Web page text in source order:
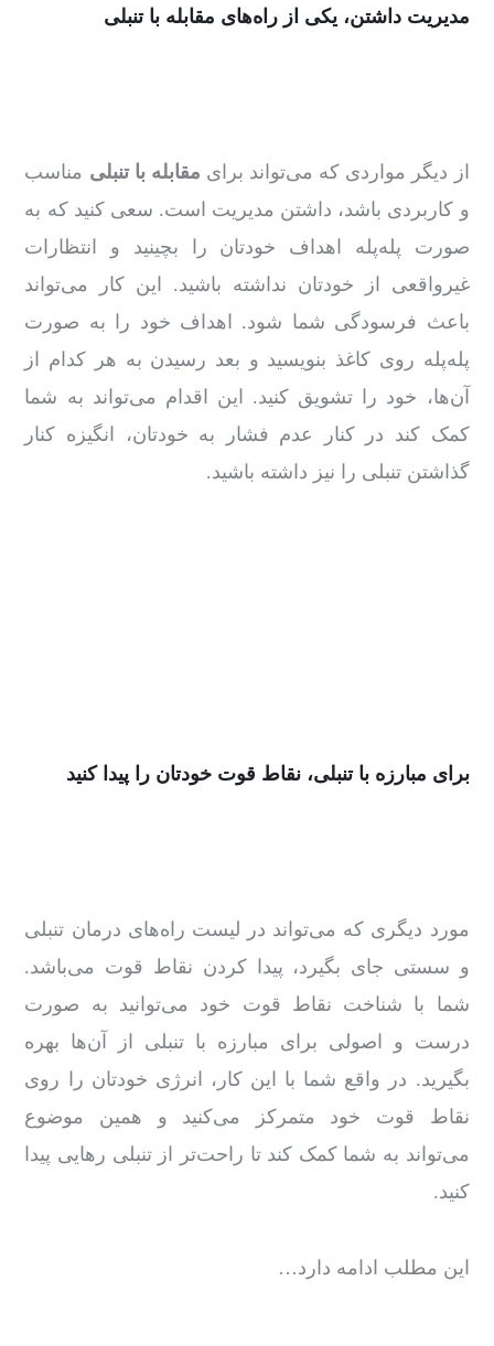
مدیریت داشتن، یکی از راه‌های مقابله با تنبلی
از دیگر مواردی که می‌تواند برای مقابله با تنبلی مناسب
و کاربردی باشد، داشتن مدیریت است. سعی کنید که به‌
صورت پله‌پله اهداف خودتان را بچینید و انتظارات
غیرواقعی از خودتان نداشته باشید. این کار می‌تواند
باعث فرسودگی شما شود. اهداف خود را به‌ صورت
پله‌پله روی کاغذ بنویسید و بعد رسیدن به هر کدام از
آن‌ها، خود را تشویق کنید. این اقدام می‌تواند به شما
کمک کند در کنار عدم فشار به خودتان، انگیزه کنار
گذاشتن تنبلی را نیز داشته باشید.
برای مبارزه با تنبلی، نقاط قوت خودتان را پیدا کنید
مورد دیگری که می‌تواند در لیست راه‌های درمان تنبلی
و سستی جای بگیرد، پیدا کردن نقاط قوت می‌باشد.
شما با شناخت نقاط قوت خود می‌توانید به‌ صورت
درست و اصولی برای مبارزه با تنبلی از آن‌ها بهره
بگیرید. در واقع شما با این کار، انرژی خودتان را روی
نقاط قوت خود متمرکز می‌کنید و همین موضوع
می‌تواند به شما کمک کند تا راحت‌تر از تنبلی رهایی پیدا
کنید.
این مطلب ادامه دارد…